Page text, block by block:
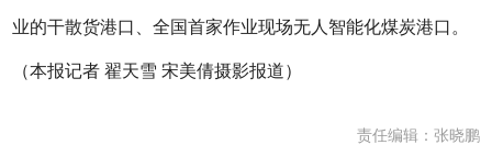
业的干散货港口、全国首家作业现场无人智能化煤炭港口。
（本报记者 翟天雪 宋美倩摄影报道）
责任编辑：张晓鹏